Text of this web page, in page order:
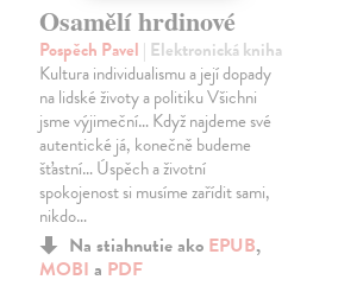
Osamělí hrdinové
Pospěch Pavel | Elektronická kniha
Kultura individualismu a její dopady
na lidské životy a politiku Všichni
jsme výjimeční… Když najdeme své
autentické já, konečně budeme
šťastní… Úspěch a životní
spokojenost si musíme zařídit sami,
nikdo…
Na stiahnutie ako EPUB,
MOBI a PDF